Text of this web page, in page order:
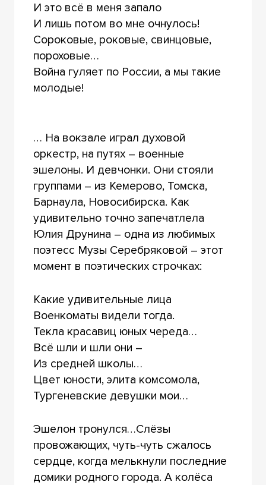
И это всё в меня запало
И лишь потом во мне очнулось!
Сороковые, роковые, свинцовые,
пороховые…
Война гуляет по России, а мы такие
молодые!
… На вокзале играл духовой
оркестр, на путях – военные
эшелоны. И девчонки. Они стояли
группами – из Кемерово, Томска,
Барнаула, Новосибирска. Как
удивительно точно запечатлела
Юлия Друнина – одна из любимых
поэтесс Музы Серебряковой – этот
момент в поэтических строчках:
Какие удивительные лица
Военкоматы видели тогда.
Текла красавиц юных череда…
Всё шли и шли они –
Из средней школы…
Цвет юности, элита комсомола,
Тургеневские девушки мои…
Эшелон тронулся…Слёзы
провожающих, чуть-чуть сжалось
сердце, когда мелькнули последние
домики родного города. А колёса